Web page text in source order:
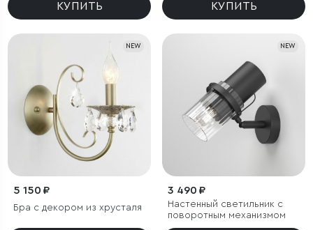
КУПИТЬ КУПИТЬ
NEW
5 150 ₽
Бра с декором из хрусталя
NEW
3 490 ₽
Настенный светильник с
поворотным механизмом